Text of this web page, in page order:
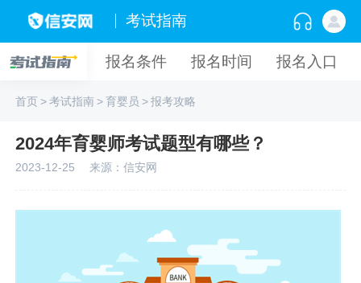
考试指南
报名条件 报名时间 报名入口
首页>考试指南>育婴员 >报考攻略
2024年育婴师考试题型有哪些？
2023-12-25 来源：信安网